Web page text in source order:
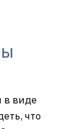
в виде
что